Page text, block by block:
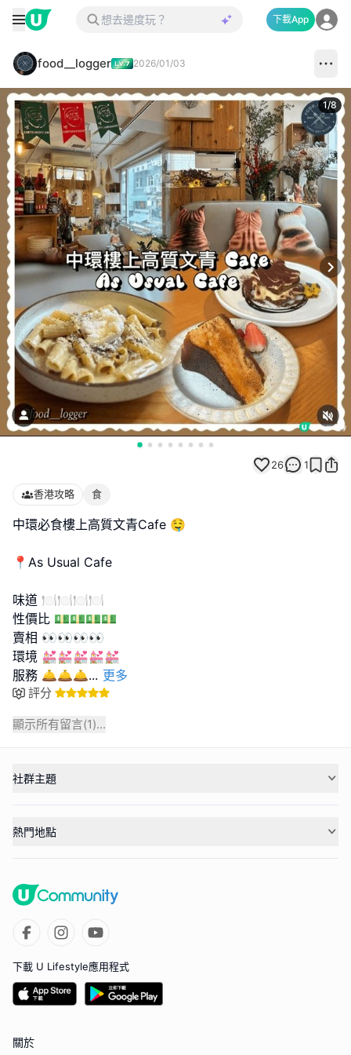
下載App
food__logger 2026/01/03
1/8
26 1
香港攻略 食
中環必食樓上高質文青Cafe 🤤
📍As Usual Cafe
味道 🍽️🍽️🍽️🍽️
性價比 💵💵💵💵
賣相 👀👀👀👀
環境 💒💒💒💒💒
服務 🛎️🛎️🛎... 更多
評分
顯示所有留言(1)...
社群主題
熱門地點
下載 U Lifestyle應用程式
關於